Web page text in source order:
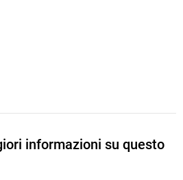
informazioni su questo